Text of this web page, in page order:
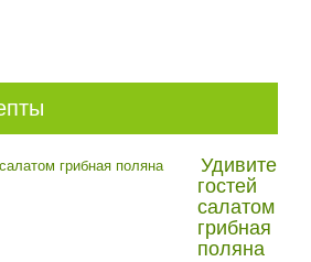
Удивите
гостей
салатом
грибная
поляна